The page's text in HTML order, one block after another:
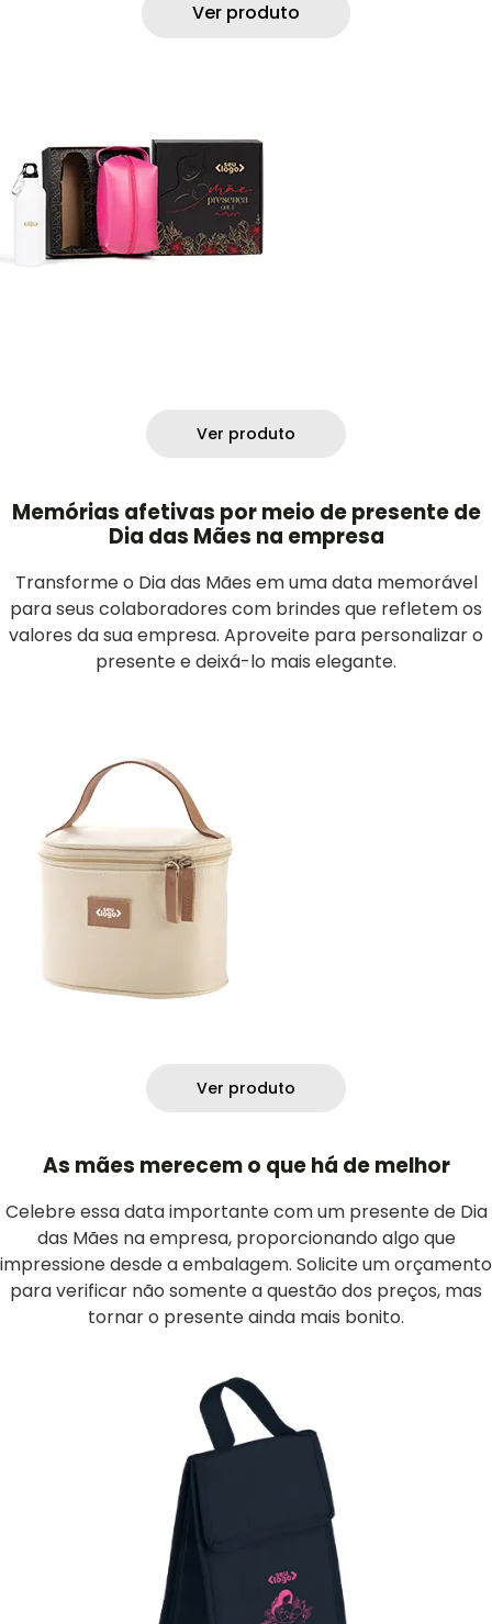
Ver produto
Ver produto
Memórias afetivas por meio de presente de
Dia das Mães na empresa
Transforme o Dia das Mães em uma data memorável
para seus colaboradores com brindes que refletem os
valores da sua empresa. Aproveite para personalizar o
presente e deixá-lo mais elegante.
Ver produto
As mães merecem o que há de melhor
Celebre essa data importante com um presente de Dia
das Mães na empresa, proporcionando algo que
impressione desde a embalagem. Solicite um orçamento
para verificar não somente a questão dos preços, mas
tornar o presente ainda mais bonito.